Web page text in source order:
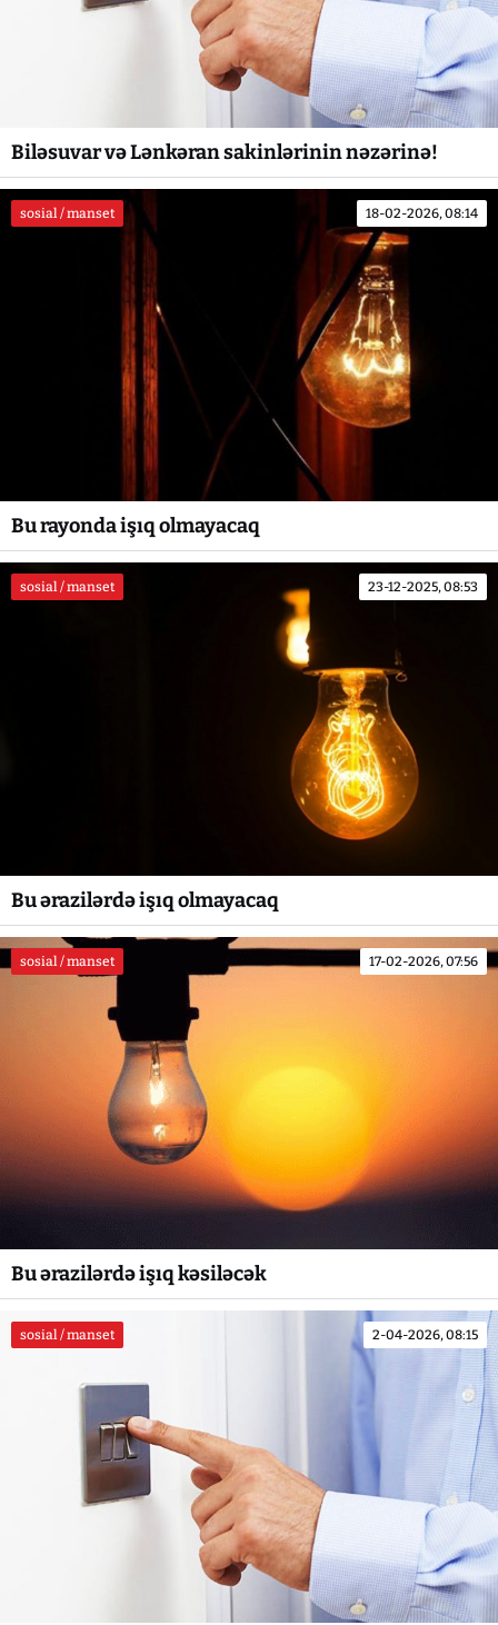
Biləsuvar və Lənkəran sakinlərinin nəzərinə!
sosial / manset 18-02-2026, 08:14
Bu rayonda işıq olmayacaq
sosial / manset 23-12-2025, 08:53
Bu ərazilərdə işıq olmayacaq
sosial / manset 17-02-2026, 07:56
Bu ərazilərdə işıq kəsiləcək
sosial / manset 2-04-2026, 08:15